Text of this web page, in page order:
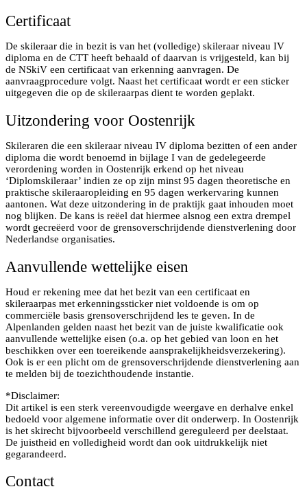
Certificaat
De skileraar die in bezit is van het (volledige) skileraar niveau IV
diploma en de CTT heeft behaald of daarvan is vrijgesteld, kan bij
de NSkiV een certificaat van erkenning aanvragen. De
aanvraagprocedure volgt. Naast het certificaat wordt er een sticker
uitgegeven die op de skileraarpas dient te worden geplakt.
Uitzondering voor Oostenrijk
Skileraren die een skileraar niveau IV diploma bezitten of een ander
diploma die wordt benoemd in bijlage I van de gedelegeerde
verordening worden in Oostenrijk erkend op het niveau
‘Diplomskileraar’ indien ze op zijn minst 95 dagen theoretische en
praktische skileraaropleiding en 95 dagen werkervaring kunnen
aantonen. Wat deze uitzondering in de praktijk gaat inhouden moet
nog blijken. De kans is reëel dat hiermee alsnog een extra drempel
wordt gecreëerd voor de grensoverschrijdende dienstverlening door
Nederlandse organisaties.
Aanvullende wettelijke eisen
Houd er rekening mee dat het bezit van een certificaat en
skileraarpas met erkenningssticker niet voldoende is om op
commerciële basis grensoverschrijdend les te geven. In de
Alpenlanden gelden naast het bezit van de juiste kwalificatie ook
aanvullende wettelijke eisen (o.a. op het gebied van loon en het
beschikken over een toereikende aansprakelijkheidsverzekering).
Ook is er een plicht om de grensoverschrijdende dienstverlening aan
te melden bij de toezichthoudende instantie.
*Disclaimer:
Dit artikel is een sterk vereenvoudigde weergave en derhalve enkel
bedoeld voor algemene informatie over dit onderwerp. In Oostenrijk
is het skirecht bijvoorbeeld verschillend gereguleerd per deelstaat.
De juistheid en volledigheid wordt dan ook uitdrukkelijk niet
gegarandeerd.
Contact